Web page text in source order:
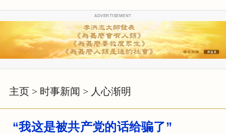
ADVERTISEMENT
主页 > 时事新闻 > 人心渐明
“我这是被共产党的话给骗了”